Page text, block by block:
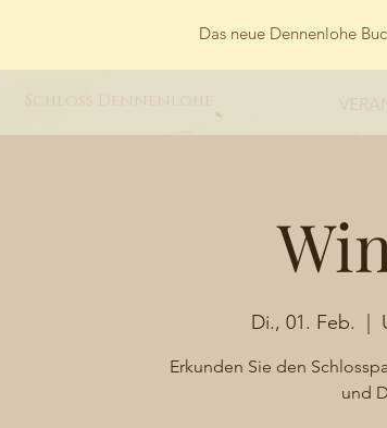
Das neue Dennenlohe
Di., 01. Feb.
Erkunden Sie den
und